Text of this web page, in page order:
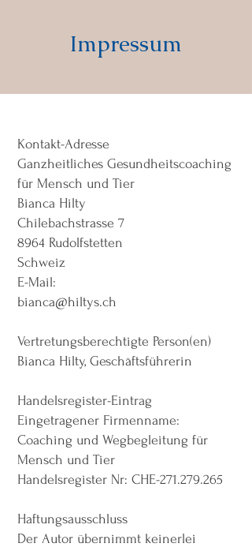
Impressum
Kontakt-Adresse
Ganzheitliches Gesundheitscoaching
für Mensch und Tier
Bianca Hilty
Chilebachstrasse 7
8964 Rudolfstetten
Schweiz
E-Mail:
bianca@hiltys.ch
Vertretungsberechtigte Person(en)
Bianca Hilty, Geschäftsführerin
Handelsregister-Eintrag
Eingetragener Firmenname:
Coaching und Wegbegleitung für
Mensch und Tier
Handelsregister Nr: CHE-271.279.265
Haftungsausschluss
Der Autor übernimmt keinerlei